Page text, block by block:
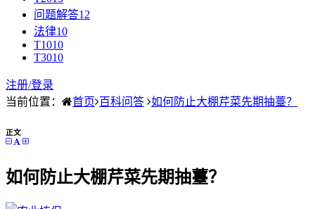
问题解答12
法律10
T1010
T3010
注册/登录
当前位置：
首页 百科问答 如何防止大棚芹菜先期抽薹？
正文
如何防止大棚芹菜先期抽薹？